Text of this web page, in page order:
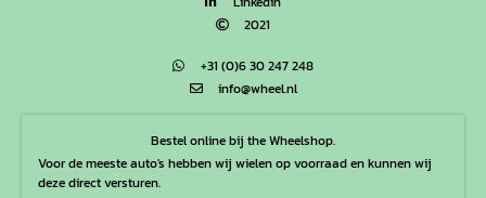
2021
+31 (0)6 30 247 248
info@wheel.nl
Bestel online bij the Wheelshop.
Voor de meeste auto's hebben wij wielen op voorraad en kunnen wij
deze direct versturen.